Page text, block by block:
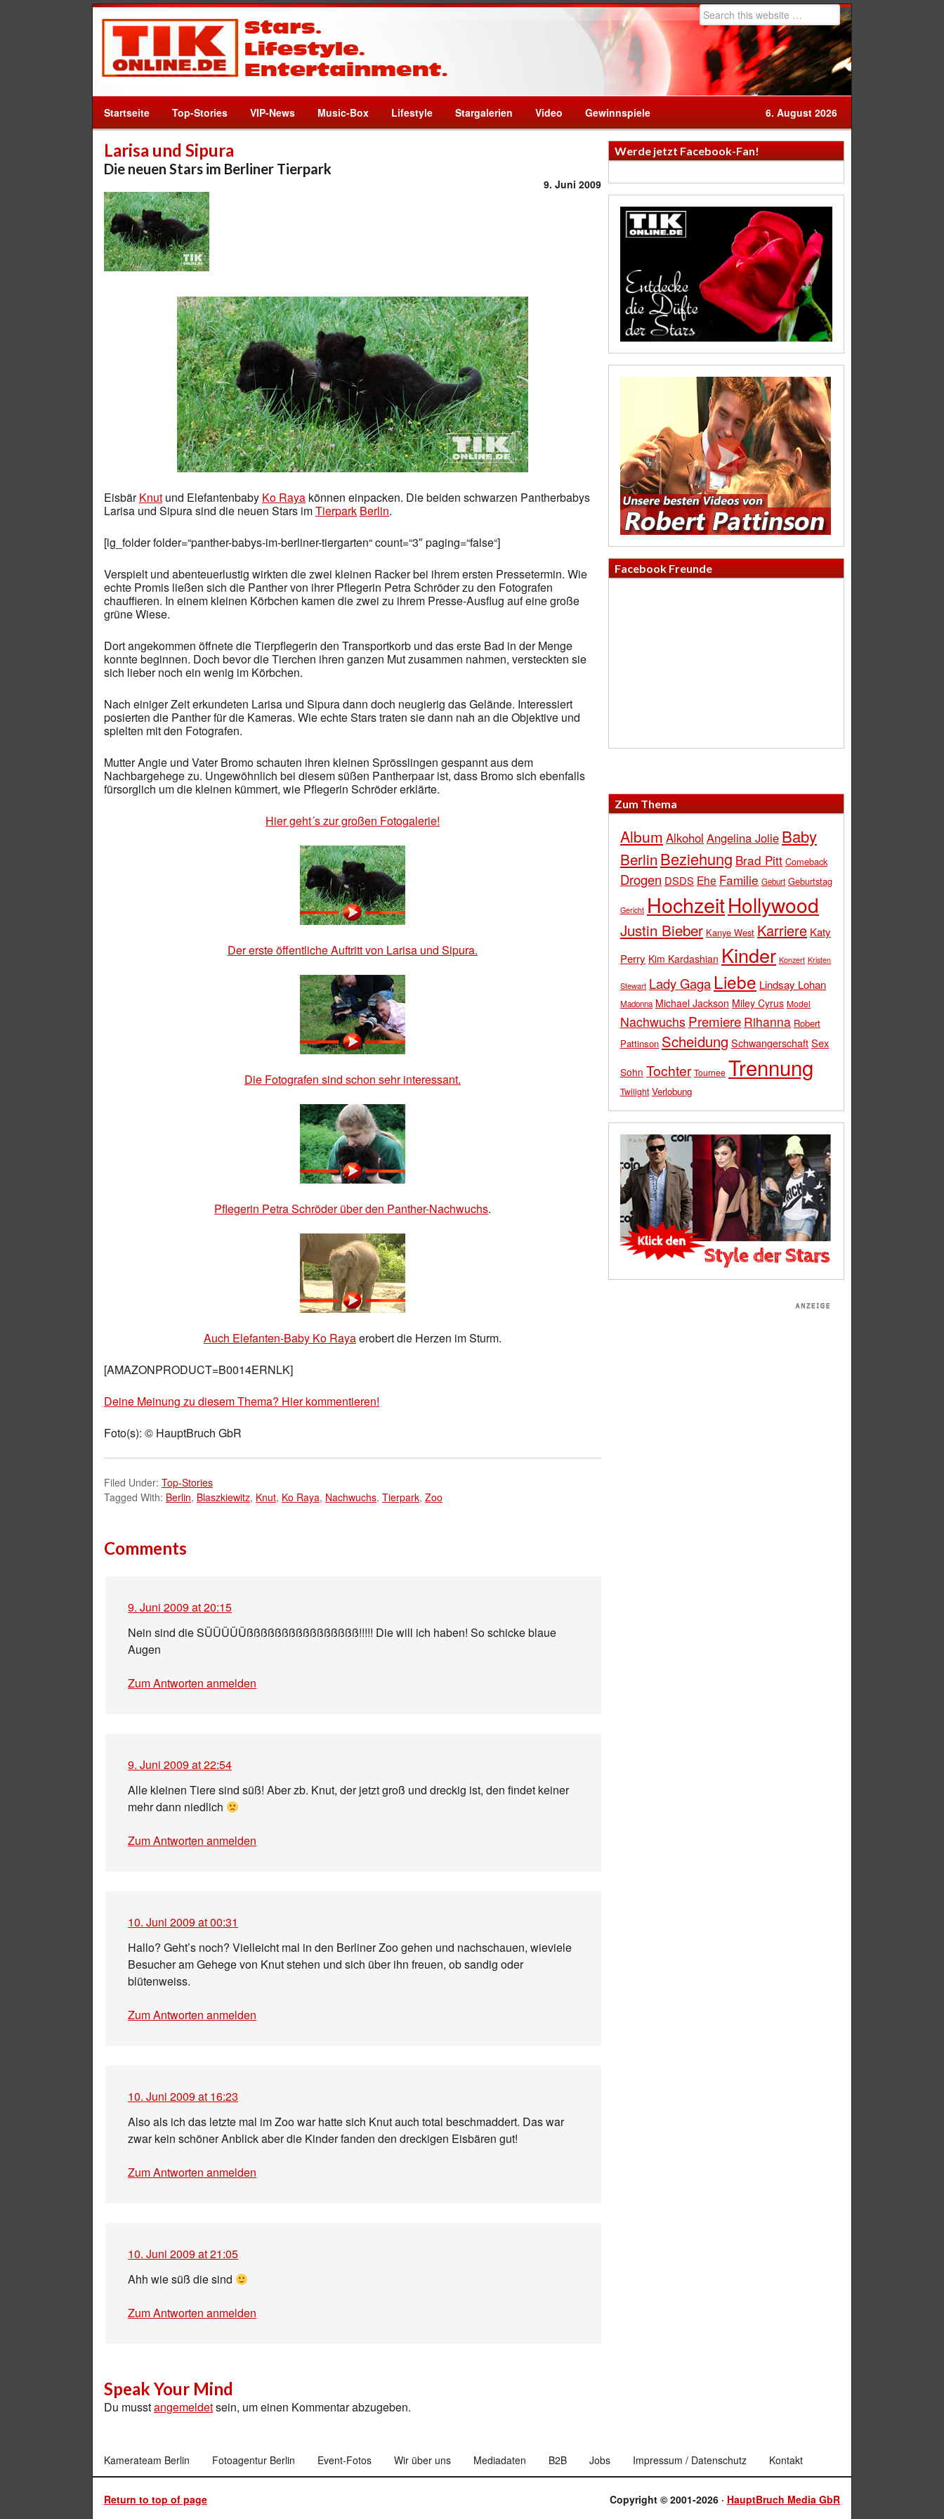
Startseite Top-Stories VIP-News Music-Box Lifestyle Stargalerien Video Gewinnspiele 6. August 2026
Larisa und Sipura
Die neuen Stars im Berliner Tierpark
9. Juni 2009
EisbärKnut und Elefantenbaby Ko Raya können einpacken. Die beiden schwarzen Pantherbabys
Larisa und Sipura sind die neuen Stars imTierpark Berlin.
[lg_folder folder=“panther-babys-im-berliner-tiergarten“ count=“3″ paging=“false“]
Verspielt und abenteuerlustig wirkten die zwei kleinen Racker bei ihrem ersten Pressetermin. Wie
echte Promis ließen sich die Panther von ihrer Pflegerin Petra Schröder zu den Fotografen
chauffieren. In einem kleinen Körbchen kamen die zwei zu ihrem Presse-Ausflug auf eine große
grüne Wiese.
Dort angekommen öffnete die Tierpflegerin den Transportkorb und das erste Bad in der Menge
konnte beginnen. Doch bevor die Tierchen ihren ganzen Mut zusammen nahmen, versteckten sie
sich lieber noch ein wenig im Körbchen.
Nach einiger Zeit erkundeten Larisa und Sipura dann doch neugierig das Gelände. Interessiert
posierten die Panther für die Kameras. Wie echte Stars traten sie dann nah an die Objektive und
spielten mit den Fotografen.
Mutter Angie und Vater Bromo schauten ihren kleinen Sprösslingen gespannt aus dem
Nachbargehege zu. Ungewöhnlich bei diesem süßen Pantherpaar ist, dass Bromo sich ebenfalls
fürsorglich um die kleinen kümmert, wie Pflegerin Schröder erklärte.
Hier geht´s zur großen Fotogalerie!
Der erste öffentliche Auftritt von Larisa und Sipura.
Die Fotografen sind schon sehr interessant.
Pflegerin Petra Schröder über den Panther-Nachwuchs.
Auch Elefanten-Baby Ko Rayaerobert die Herzen im Sturm.
[AMAZONPRODUCT=B0014ERNLK]
Deine Meinung zu diesem Thema? Hier kommentieren!
Foto(s): © HauptBruch GbR
Filed Under: Top-Stories
Tagged With: Berlin, Blaszkiewitz, Knut, Ko Raya, Nachwuchs, Tierpark, Zoo
Comments
9. Juni 2009 at 20:15
Nein sind die SÜÜÜÜÜßßßßßßßßßßßßßßßß!!!!! Die will ich haben! So schicke blaue
Augen
Zum Antworten anmelden
9. Juni 2009 at 22:54
Alle kleinen Tiere sind süß! Aber zb. Knut, der jetzt groß und dreckig ist, den findet keiner
mehr dann niedlich
Zum Antworten anmelden
10. Juni 2009 at 00:31
Hallo? Geht’s noch? Vielleicht mal in den Berliner Zoo gehen und nachschauen, wieviele
Besucher am Gehege von Knut stehen und sich über ihn freuen, ob sandig oder
blütenweiss.
Zum Antworten anmelden
10. Juni 2009 at 16:23
Also als ich das letzte mal im Zoo war hatte sich Knut auch total beschmaddert. Das war
zwar kein schöner Anblick aber die Kinder fanden den dreckigen Eisbären gut!
Zum Antworten anmelden
10. Juni 2009 at 21:05
Ahh wie süß die sind
Zum Antworten anmelden
Speak Your Mind
Du musstangemeldetsein, um einen Kommentar abzugeben.
Werde jetzt Facebook-Fan!
Facebook Freunde
Zum Thema
Album Alkohol Angelina Jolie Baby
Berlin Beziehung Brad Pitt Comeback
Drogen DSDS Ehe Familie Geburt Geburtstag
Gericht HochzeitHollywood
Justin Bieber Kanye West Karriere Katy
Perry Kim Kardashian Kinder Konzert Kristen
Stewart Lady Gaga Liebe Lindsay Lohan
Madonna Michael Jackson Miley Cyrus Model
Nachwuchs Premiere Rihanna Robert
Pattinson Scheidung SchwangerschaftSex
Sohn Tochter Tournee Trennung
Twilight Verlobung
Kamerateam Berlin Fotoagentur Berlin Event-Fotos Wir über uns Mediadaten B2B Jobs Impressum / Datenschutz Kontakt
Copyright © 2001-2026 · HauptBruch Media GbR
Return to top of page